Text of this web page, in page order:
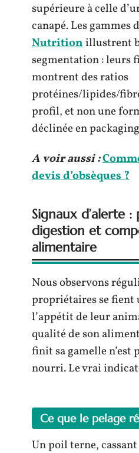
supérieure à celle
canapé. Les gammes
Nutritionillustrent
segmentation : leurs
montrent des ratios
protéines/lipides/
profil, et non une
déclinée en
A voir aussi :
devis d’obsèques ?
Signaux d’alerte :
digestion et
alimentaire
Nous observons
propriétaires se fient
l’appétit de leur
qualité de son
finit sa gamelle n’est
nourri. Le vrai
Ce que le pelage
Un poil terne,